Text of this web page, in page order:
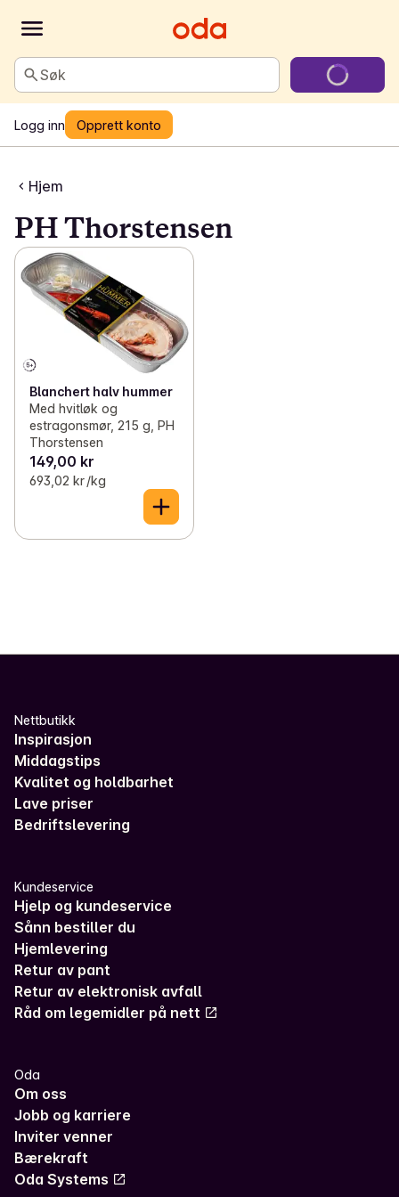
Søk
Logg inn Opprett konto
Hjem
PH Thorstensen
Blanchert halv hummer
Med hvitløk og
estragonsmør, 215 g, PH
Thorstensen
149,00 kr
693,02 kr /kg
Nettbutikk
Inspirasjon
Middagstips
Kvalitet og holdbarhet
Lave priser
Bedriftslevering
Kundeservice
Hjelp og kundeservice
Sånn bestiller du
Hjemlevering
Retur av pant
Retur av elektronisk avfall
Råd om legemidler på nett
Oda
Om oss
Jobb og karriere
Inviter venner
Bærekraft
Oda Systems